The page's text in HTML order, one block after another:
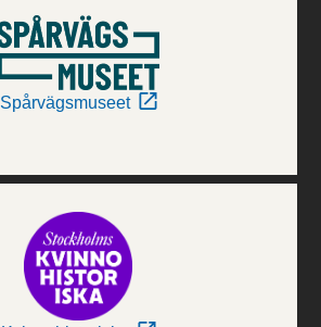
Spårvägsmuseet